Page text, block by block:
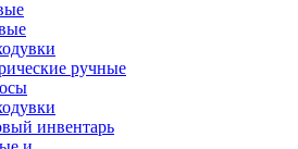
ручные
инвентарь